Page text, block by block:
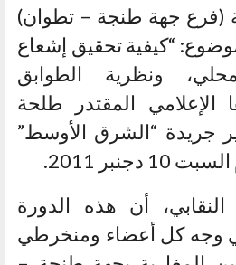
(فرع جهة طنجة – تطوان)
“كيفية تحقيق إشعاع
ونظرية الطوابق
الإعلامي المقتدر طلحة
جريدة “الشرق الأوسط”
2011.
أن هذه الدورة
وجه كل أعضاء ومنخرطي